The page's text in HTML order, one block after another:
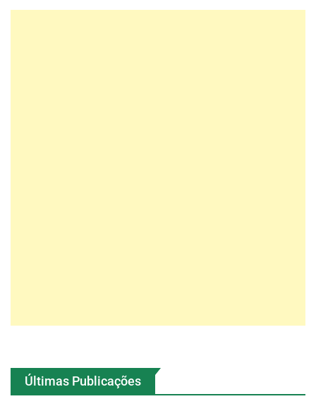
Últimas Publicações